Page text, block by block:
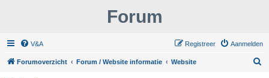
Forum
V&A Aanmelden
Registreer
Forumoverzicht Forum / Website informatie Website